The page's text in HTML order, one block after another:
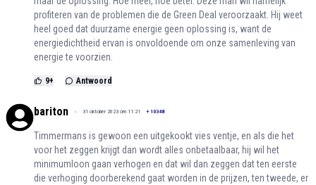
profiteren van de problemen die de Green Deal veroorzaakt. Hij weet
heel goed dat duurzame energie geen oplossing is, want de
energiedichtheid ervan is onvoldoende om onze samenleving van
energie te voorzien.
9+ Antwoord
bariton 31 oktober 2023 om 11:21 + 10348
Timmermans is gewoon een uitgekookt vies ventje, en als die het
voor het zeggen krijgt dan wordt alles onbetaalbaar, hij wil het
minimumloon gaan verhogen en dat wil dan zeggen dat ten eerste
die verhoging doorberekend gaat worden in de prijzen, ten tweede, er